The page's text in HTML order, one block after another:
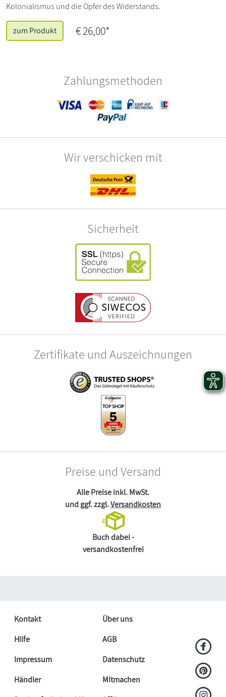
Kolonialismus und die Opfer des Widerstands.
zum Produkt € 26,00*
Zahlungsmethoden
Wir verschicken mit
Sicherheit
Zertifikate und Auszeichnungen
Preise und Versand
Alle Preise inkl. MwSt.
und ggf. zzgl.Versandkosten
Buch dabei -
versandkostenfrei
Kontakt
Über uns
Hilfe
AGB
Impressum
Datenschutz
Händler
Mitmachen